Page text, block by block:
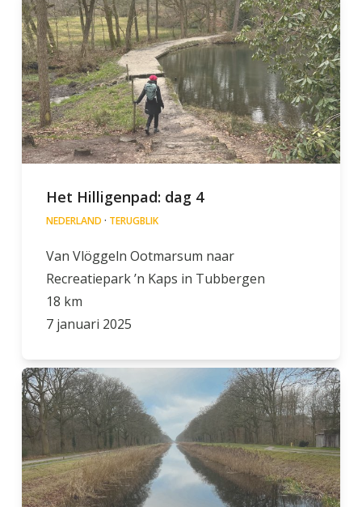
Het Hilligenpad: dag 4
NEDERLAND · TERUGBLIK
Van Vlöggeln Ootmarsum naar
Recreatiepark ’n Kaps in Tubbergen
18 km
7 januari 2025